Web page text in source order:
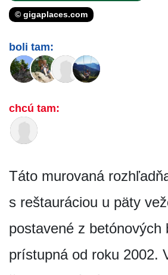
© gigaplaces.com
boli tam:
chcú tam:
Táto murovaná
s reštauráciou u päty
postavené z betónových
prístupná od roku 2002.